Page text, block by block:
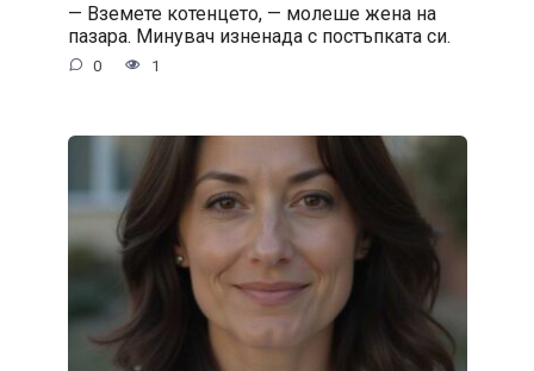
— Вземете котенцето, — молеше жена на
пазара. Минувач изненада с постъпката си.
0 1